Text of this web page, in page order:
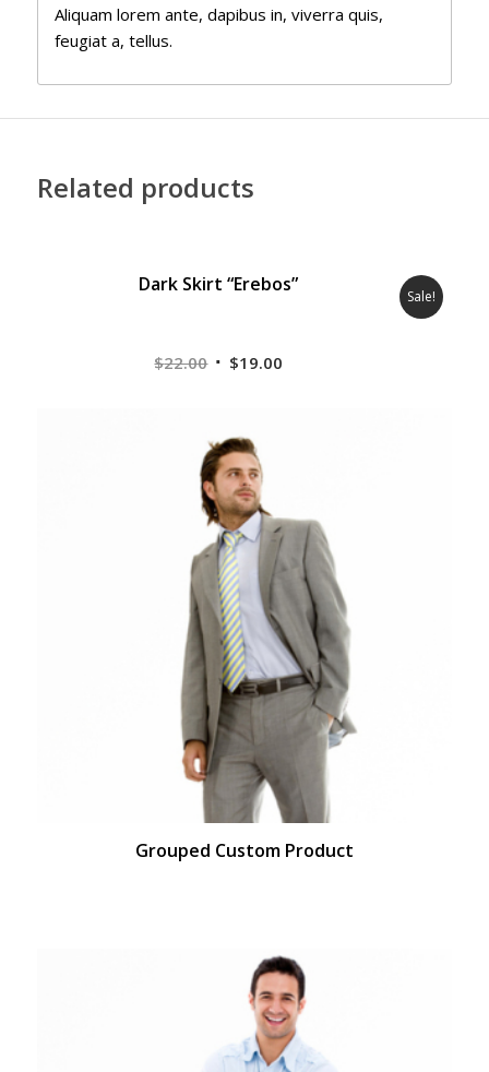
Aliquam lorem ante, dapibus in, viverra quis,
feugiat a, tellus.
Related products
Dark Skirt “Erebos”
$22.00 Original
$22.00.
$19.00
Sale!
Grouped Custom Product